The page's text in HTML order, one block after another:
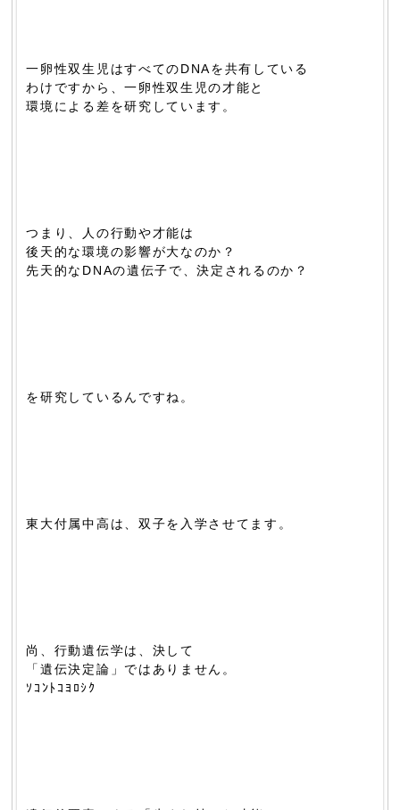
一卵性双生児はすべてのDNAを共有している
わけですから、一卵性双生児の才能と
環境による差を研究しています。
つまり、人の行動や才能は
後天的な環境の影響が大なのか？
先天的なDNAの遺伝子で、決定されるのか？
を研究しているんですね。
東大付属中高は、双子を入学させてます。
尚、行動遺伝学は、決して
「遺伝決定論」ではありません。
ｿｺﾝﾄｺﾖﾛｼｸ